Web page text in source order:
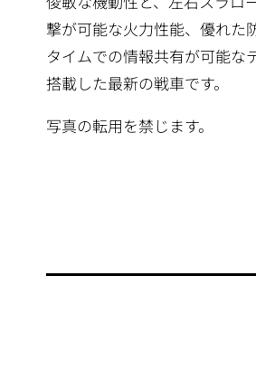
撃が可能な火力性能、優れた
タイムでの情報共有が可能な
搭載した最新の戦車です。
写真の転用を禁じます。